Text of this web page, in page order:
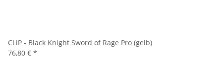
CLiP - Black Knight Sword of Rage Pro (gelb)
76,80 € *